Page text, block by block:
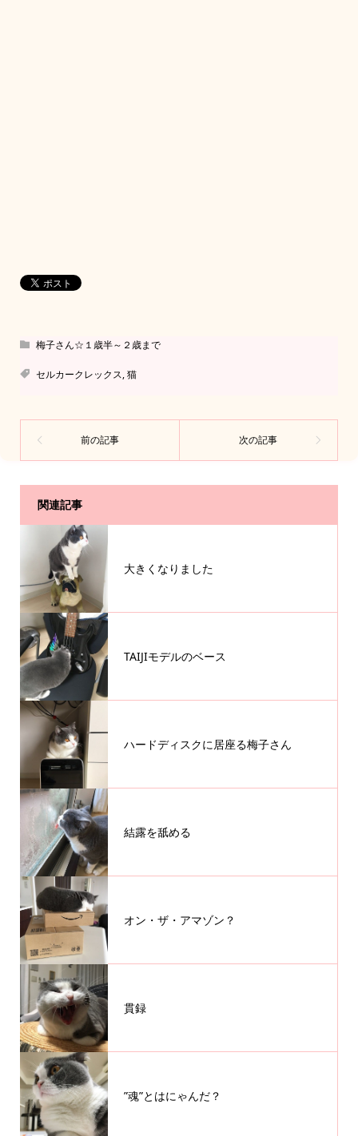
梅子さん☆１歳半～２歳まで
セルカークレックス,猫
関連記事
大きくなりました
TAIJIモデルのベース
ハードディスクに居座る梅子さん
結露を舐める
オン・ザ・アマゾン？
貫録
”魂”とはにゃんだ？